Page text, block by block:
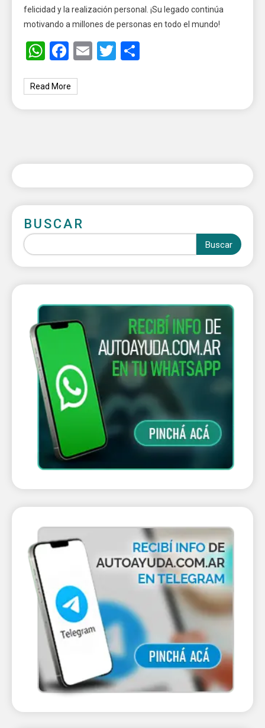
felicidad y la realización personal. ¡Su legado continúa
motivando a millones de personas en todo el mundo!
WhatsApp
Facebook
EmailTwitter
Read More
BUSCAR
Buscar